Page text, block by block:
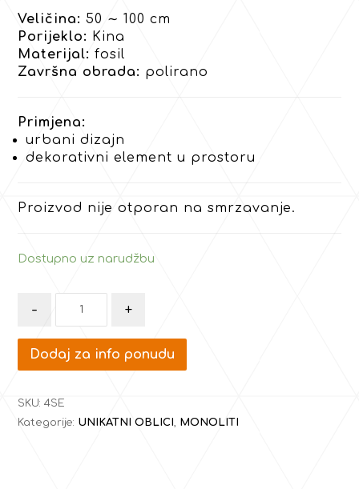
Veličina: 50 ∼ 100 cm
Porijeklo: Kina
Materijal: fosil
Završna obrada: polirano
Primjena:
urbani dizajn
dekorativni element u prostoru
Proizvod nije otporan na smrzavanje.
Dostupno uz narudžbu
- +
Dodaj za info ponudu
SKU:4SE
Kategorije: UNIKATNI OBLICI, MONOLITI